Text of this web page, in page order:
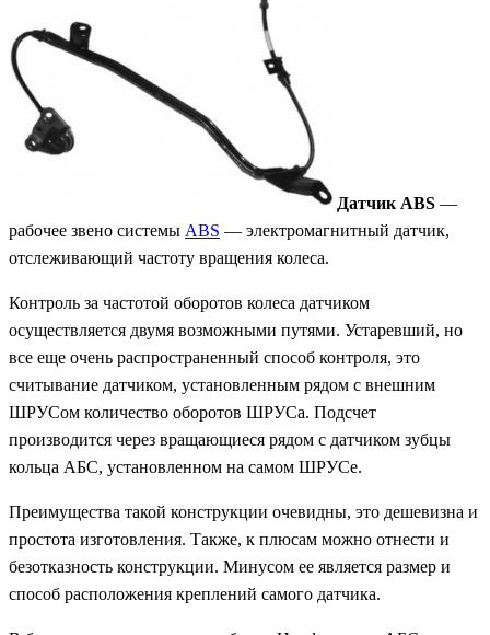
Датчик ABS —
рабочее звено системы ABS — электромагнитный датчик,
отслеживающий частоту вращения колеса.
Контроль за частотой оборотов колеса датчиком
осуществляется двумя возможными путями. Устаревший, но
все еще очень распространенный способ контроля, это
считывание датчиком, установленным рядом с внешним
ШРУСом количество оборотов ШРУСа. Подсчет
производится через вращающиеся рядом с датчиком зубцы
кольца АБС, установленном на самом ШРУСе.
Преимущества такой конструкции очевидны, это дешевизна и
простота изготовления. Также, к плюсам можно отнести и
безотказность конструкции. Минусом ее является размер и
способ расположения креплений самого датчика.